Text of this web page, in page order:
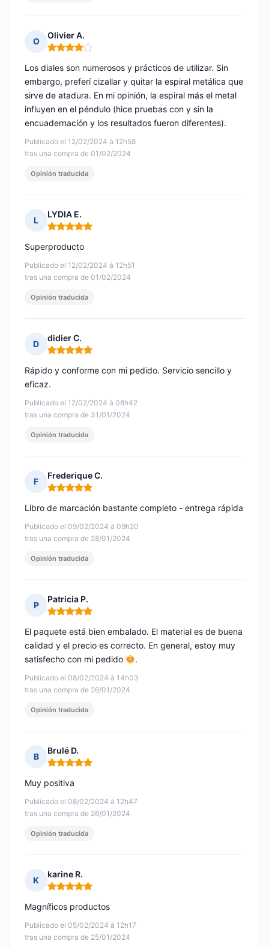
O
Olivier A.
Nota: 4 de 5
Publicado el 12/02/2024 à 12h58
tras una compra de 01/02/2024
Los diales son numerosos y prácticos de utilizar. Sin
embargo, preferí cizallar y quitar la espiral metálica que
sirve de atadura. En mi opinión, la espiral más el metal
influyen en el péndulo (hice pruebas con y sin la
encuadernación y los resultados fueron diferentes).
Opinión traducida
L
LYDIA E.
Nota: 5 de 5
Publicado el 12/02/2024 à 12h51
tras una compra de 01/02/2024
Superproducto
Opinión traducida
D
didier C.
Nota: 5 de 5
Publicado el 12/02/2024 à 08h42
tras una compra de 31/01/2024
Rápido y conforme con mi pedido. Servicio sencillo y
eficaz.
Opinión traducida
F
Frederique C.
Nota: 5 de 5
Publicado el 09/02/2024 à 09h20
tras una compra de 28/01/2024
Libro de marcación bastante completo - entrega rápida
Opinión traducida
P
Patricia P.
Nota: 5 de 5
Publicado el 08/02/2024 à 14h03
tras una compra de 26/01/2024
El paquete está bien embalado. El material es de buena
calidad y el precio es correcto. En general, estoy muy
satisfecho con mi pedido
.
Opinión traducida
B
Brulé D.
Nota: 5 de 5
Publicado el 08/02/2024 à 12h47
tras una compra de 26/01/2024
Muy positiva
Opinión traducida
K
karine R.
Nota: 5 de 5
Publicado el 05/02/2024 à 12h17
tras una compra de 25/01/2024
Magníficos productos